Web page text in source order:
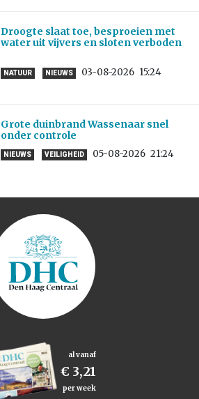
Droogte slaat toe, besproeien met
water uit vijvers en sloten verboden
NATUUR NIEUWS 03-08-2026 15:24
Grote duinbrand Wassenaar snel
onder controle
NIEUWS VEILIGHEID 05-08-2026 21:24
al vanaf
€ 3,21
per week